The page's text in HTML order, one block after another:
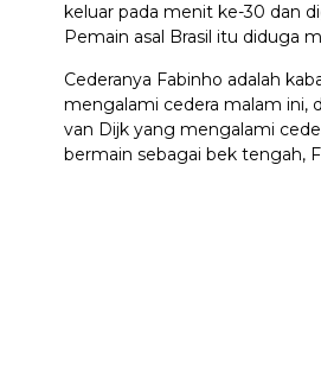
keluar pada menit ke-30 dan
Pemain asal Brasil itu diduga
Cederanya Fabinho adalah
mengalami cedera malam ini,
van Dijk yang mengalami
bermain sebagai bek tengah,